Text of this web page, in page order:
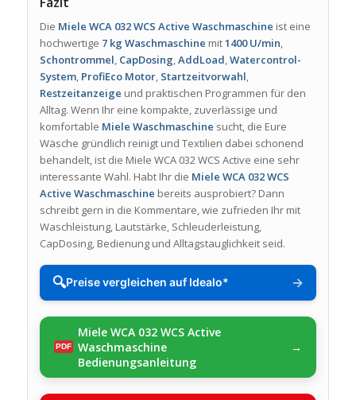
Die Miele WCA 032 WCS Active Waschmaschine ist eine
hochwertige 7 kg Waschmaschine mit1400 U/min,
Schontrommel, CapDosing,AddLoad,Watercontrol-
System, ProfiEco Motor, Startzeitvorwahl,
Restzeitanzeige und praktischen Programmen für den
Alltag. Wenn Ihr eine kompakte, zuverlässige und
komfortable Miele Waschmaschine sucht, die Eure
Wäsche gründlich reinigt und Textilien dabei schonend
behandelt, ist die Miele WCA 032 WCS Active eine sehr
interessante Wahl. Habt Ihr die Miele WCA 032 WCS
Active Waschmaschine bereits ausprobiert? Dann
schreibt gern in die Kommentare, wie zufrieden Ihr mit
Waschleistung, Lautstärke, Schleuderleistung,
CapDosing, Bedienung und Alltagstauglichkeit seid.
🔍Preise vergleichen auf Idealo* →
Miele WCA 032 WCS Active
Waschmaschine
Bedienungsanleitung